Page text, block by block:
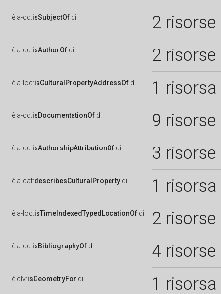
è a-cd:isSubjectOf di 2 risorse
è a-cd:isAuthorOf di 2 risorse
è a-loc:isCulturalPropertyAddressOf di 1 risorsa
è a-cd:isDocumentationOf di 9 risorse
è a-cd:isAuthorshipAttributionOf di 3 risorse
è a-cat:describesCulturalProperty di 1 risorsa
è a-loc:isTimeIndexedTypedLocationOf di 2 risorse
è a-cd:isBibliographyOf di 4 risorse
è clv:isGeometryFor di 1 risorsa